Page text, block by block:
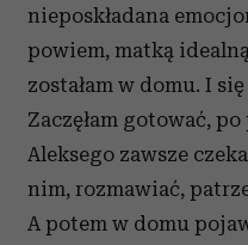
nieposkładana
powiem, matką
zostałam w domu. I
Zaczęłam gotować,
Aleksego zawsze
nim, rozmawiać,
A potem w domu